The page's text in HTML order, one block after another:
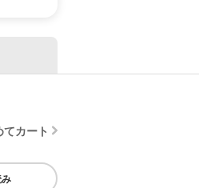
てカート